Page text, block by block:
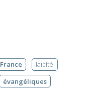
France
laïcité
évangéliques